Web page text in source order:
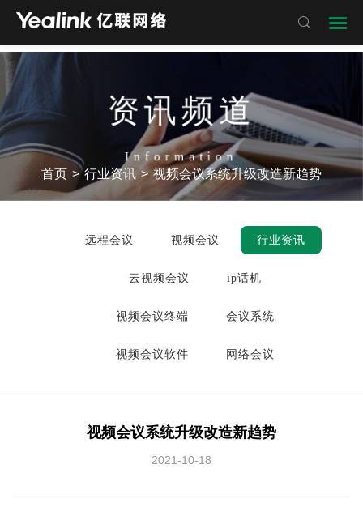

资讯频道
Information
首页 > 行业资讯 > 视频会议系统升级改造新趋势
远程会议 视频会议 行业资讯
云视频会议 ip话机
视频会议终端 会议系统
视频会议软件 网络会议
视频会议系统升级改造新趋势
2021-10-18